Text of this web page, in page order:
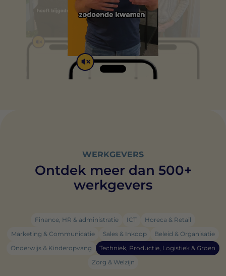
WERKGEVERS
Ontdek meer dan 500+
werkgevers
Finance, HR & administratie ICT
Horeca & Retail
Marketing & Communicatie
Sales & Inkoop
Beleid & Organisatie
Onderwijs & Kinderopvang
Techniek, Productie, Logistiek & Groen
Zorg & Welzijn